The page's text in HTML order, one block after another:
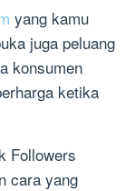
yang kamu
juga peluang
konsumen
ketika
Followers
cara yang